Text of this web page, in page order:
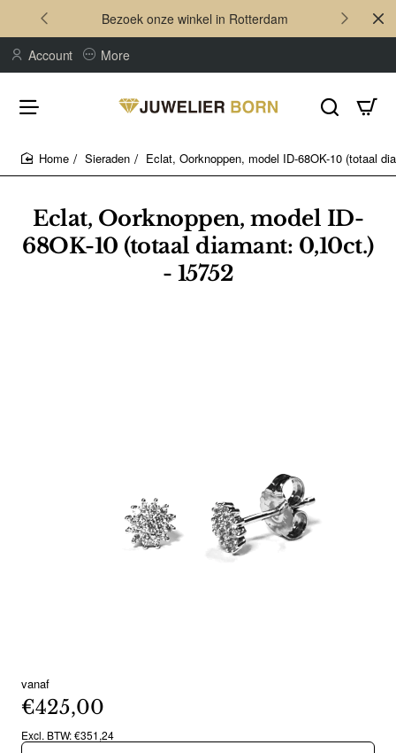
Bezoek onze winkel in Rotterdam
Account More
Eclat, Oorknoppen, model ID-
68OK-10 (totaal diamant: 0,10ct.)
- 15752
Sieraden Eclat, Oorknoppen, model ID-68OK-10 (totaal
vanaf
€425,00
Excl. BTW: €351,24